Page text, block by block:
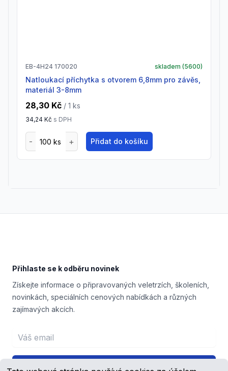
EB-4H24 170020 skladem (5600)
natloukací příchytka s otvorem 6,8mm pro závěs,
materiál 3-8mm
28,30 Kč / 1 ks
34,24 Kč s DPH
Přidat do košíku
Přihlaste se k odběru novinek
Získejte informace o připravovaných veletrzích, školeních,
novinkách, speciálních cenových nabídkách a různých
zajímavých akcích.
Email address
Přihlášení